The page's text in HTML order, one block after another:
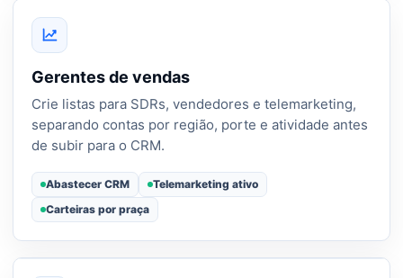
Gerentes de vendas
Crie listas para SDRs, vendedores e telemarketing,
separando contas por região, porte e atividade antes
de subir para o CRM.
Abastecer CRM
Telemarketing ativo
Carteiras por praça